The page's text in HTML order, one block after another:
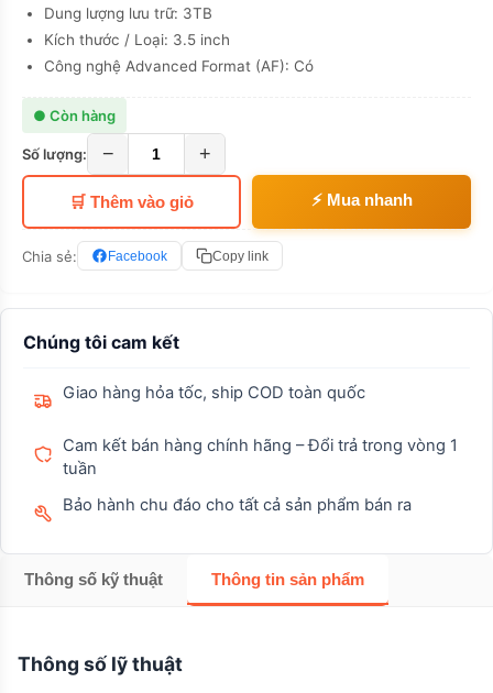
Chúng tôi cam kết
Giao hàng hỏa tốc, ship COD toàn quốc
Cam kết bán hàng chính hãng – Đổi trả trong vòng 1
tuần
Bảo hành chu đáo cho tất cả sản phẩm bán ra
Thông số kỹ thuật Thông tin sản phẩm
Thông số lỹ thuật
Dung lượng lưu trữ: 3TB
Kích thước / Loại: 3.5 inch
Công nghệ Advanced Format (AF): Có
● Còn hàng
Số lượng: − +
🛒 Thêm vào giỏ ⚡ Mua nhanh
Chia sẻ: Facebook Copy link